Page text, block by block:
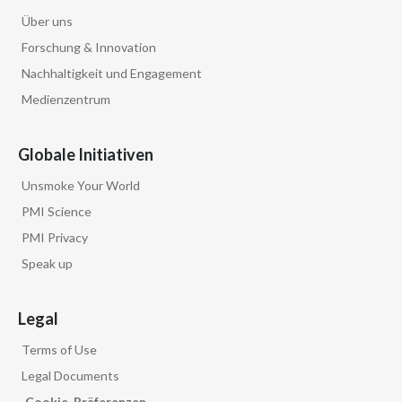
Über uns
Forschung & Innovation
Nachhaltigkeit und Engagement
Medienzentrum
Globale Initiativen
Unsmoke Your World
PMI Science
PMI Privacy
Speak up
Legal
Terms of Use
Legal Documents